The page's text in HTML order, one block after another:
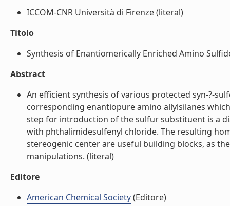
ICCOM-CNR Università di Firenze (literal)
Titolo
Synthesis of Enantiomerically Enriched Amino
Abstract
An efficient synthesis of various protected syn-?-
corresponding enantiopure amino allylsilanes
step for introduction of the sulfur substituent is a
with phthalimidesulfenyl chloride. The resulting
stereogenic center are useful building blocks, as
manipulations. (literal)
Editore
American Chemical Society(Editore)